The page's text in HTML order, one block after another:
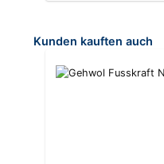
Produktgalerie überspringen
Kunden kauften auch